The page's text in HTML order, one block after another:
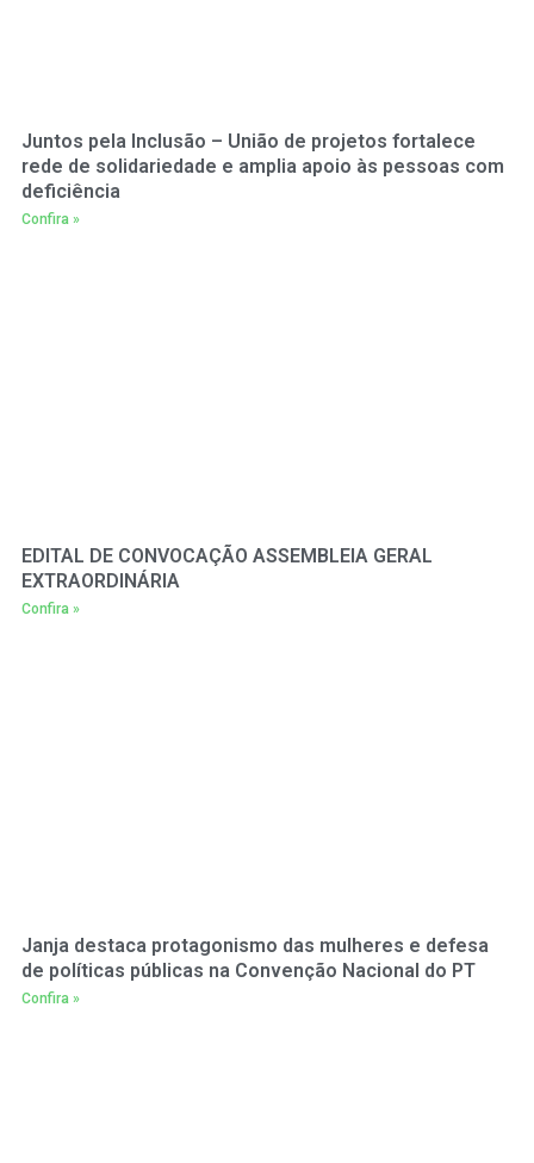
Juntos pela Inclusão – União de projetos fortalece
rede de solidariedade e amplia apoio às pessoas com
deficiência
Confira »
EDITAL DE CONVOCAÇÃO ASSEMBLEIA GERAL
EXTRAORDINÁRIA
Confira »
Janja destaca protagonismo das mulheres e defesa
de políticas públicas na Convenção Nacional do PT
Confira »